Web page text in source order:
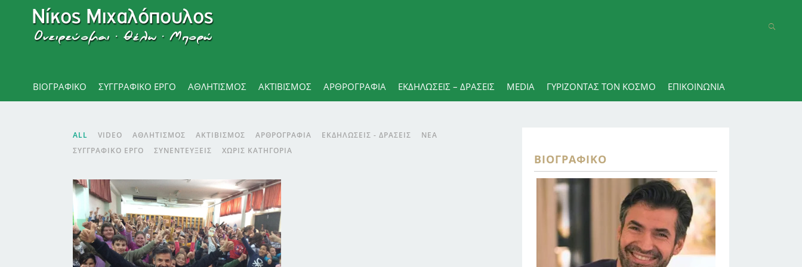
ΒΙΟΓΡΑΦΙΚΌ ΣΥΓΓΡΑΦΙΚΟ ΕΡΓΟ ΑΘΛΗΤΙΣΜΌΣ ΑΚΤΙΒΙΣΜΟΣ ΑΡΘΡΟΓΡΑΦΊΑ ΕΚΔΗΛΏΣΕΙΣ – ΔΡΆΣΕΙΣ MEDIA ΓΥΡΊΖΟΝΤΑΣ ΤΟΝ ΚΌΣΜΟ ΕΠΙΚΟΙΝΩΝΊΑ
ALL VIDEO ΑΘΛΗΤΙΣΜΌΣ ΑΚΤΙΒΙΣΜΌΣ ΑΡΘΡΟΓΡΑΦΊΑ ΕΚΔΗΛΏΣΕΙΣ - ΔΡΆΣΕΙΣ
ΝΈΑ
ΣΥΓΓΡΑΦΙΚΌ ΈΡΓΟ
ΣΥΝΕΝΤΕΎΞΕΙΣ ΧΩΡΊΣ ΚΑΤΗΓΟΡΊΑ
ΒΙΟΓΡΑΦΙΚΌ